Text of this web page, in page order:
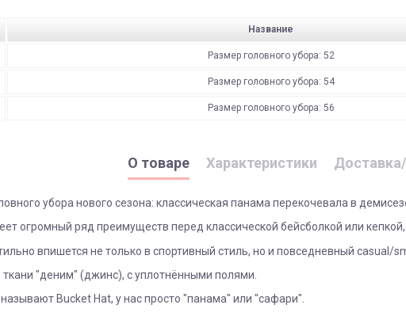
Название
Размер головного убора: 52
Размер головного убора: 54
Размер головного убора: 56
О товаре Характеристики
убора нового сезона: классическая панама перекочевала в
огромный ряд преимуществ перед классической бейсболкой или
впишется не только в спортивный стиль, но и повседневный casual/
ткани "деним" (джинс), с уплотнёнными полями.
Bucket Hat, у нас просто "панама" или "сафари".